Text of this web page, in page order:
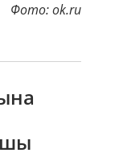
Фото: ok.ru